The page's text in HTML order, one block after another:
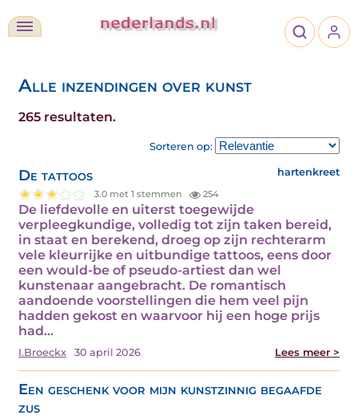
Alle inzendingen over kunst
265 resultaten.
Sorteren op:
De tattoos hartenkreet
3.0 met 1 stemmen 254
De liefdevolle en uiterst toegewijde
verpleegkundige, volledig tot zijn taken bereid,
in staat en berekend, droeg op zijn rechterarm
vele kleurrijke en uitbundige tattoos, eens door
een would-be of pseudo-artiest dan wel
kunstenaar aangebracht. De romantisch
aandoende voorstellingen die hem veel pijn
hadden gekost en waarvoor hij een hoge prijs
had…
I.Broeckx 30 april 2026 Lees meer >
Een geschenk voor mijn kunstzinnig begaafde
zus